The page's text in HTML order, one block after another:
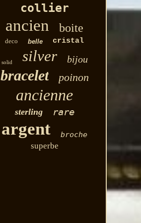
collier
ancien boite
deco belle cristal
solid silver bijou
bracelet poinon
ancienne
sterling rare
argent broche
superbe